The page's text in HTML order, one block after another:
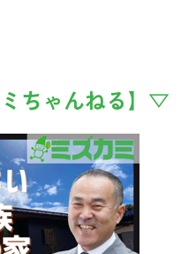
ちゃんねる】▽